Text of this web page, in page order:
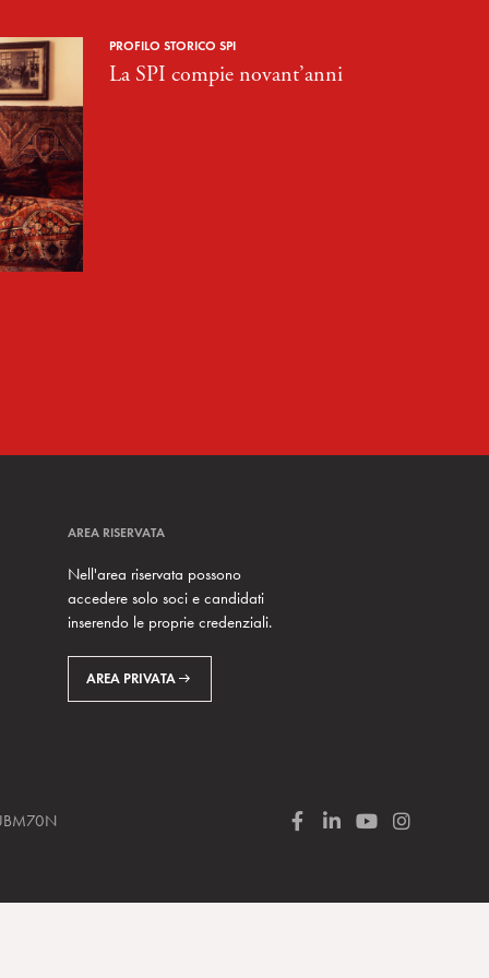
PROFILO STORICO SPI
La SPI compie novant’anni
AREA RISERVATA
Nell'area riservata possono
accedere solo soci e candidati
inserendo le proprie credenziali.
AREA PRIVATA
F
L
Y
I